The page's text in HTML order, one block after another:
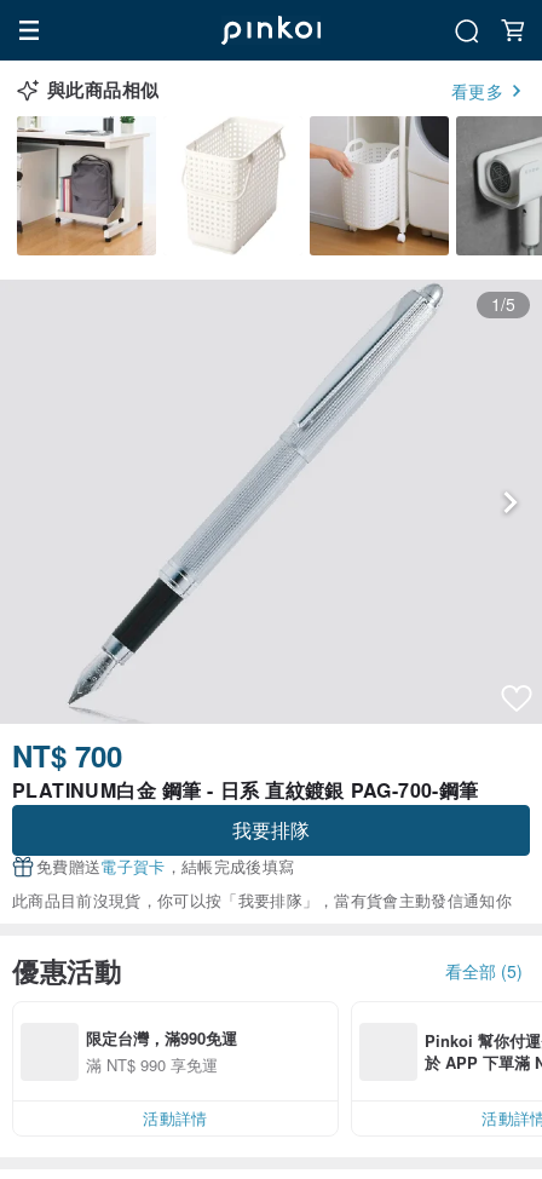
與此商品相似 看更多
1/5
NT$ 700
PLATINUM白金 鋼筆 - 日系 直紋鍍銀 PAG-700-鋼筆
我要排隊
免費贈送電子賀卡 ，結帳完成後填寫
此商品目前沒現貨，你可以按「我要排隊」，當有貨會主動發信通知你
優惠活動 看全部 (5)
限定台灣，滿990免運
滿 NT$ 990 享免運
活動詳情
Pinkoi 幫你付
於 APP 下單滿
活動詳